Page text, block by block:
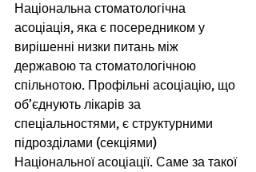
Національна стоматологічна
асоціація, яка є посередником у
вирішенні низки питань між
державою та стоматологічною
спільнотою. Профільні асоціацію, що
об’єднують лікарів за
спеціальностями, є структурними
підрозділами (секціями)
Національної асоціації. Саме за такої